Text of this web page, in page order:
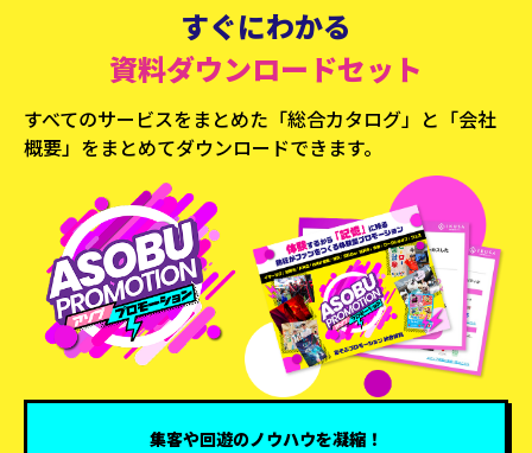
すぐにわかる
資料ダウンロードセット
すべてのサービスをまとめた「総合カタログ」と 「会社
概要」をまとめてダウンロードできます。
集客や回遊のノウハウを凝縮！